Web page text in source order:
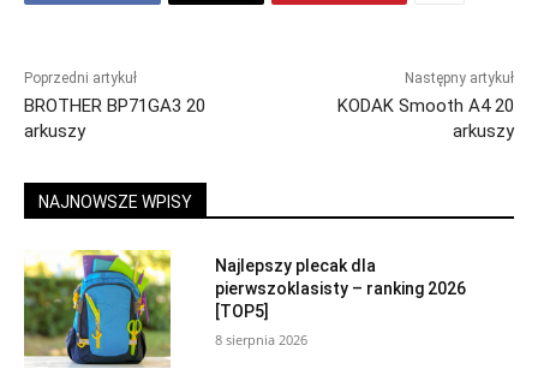
Poprzedni artykuł
BROTHER BP71GA3 20
arkuszy
Następny artykuł
KODAK Smooth A4 20
arkuszy
NAJNOWSZE WPISY
Najlepszy plecak dla
pierwszoklasisty – ranking 2026
[TOP5]
8 sierpnia 2026